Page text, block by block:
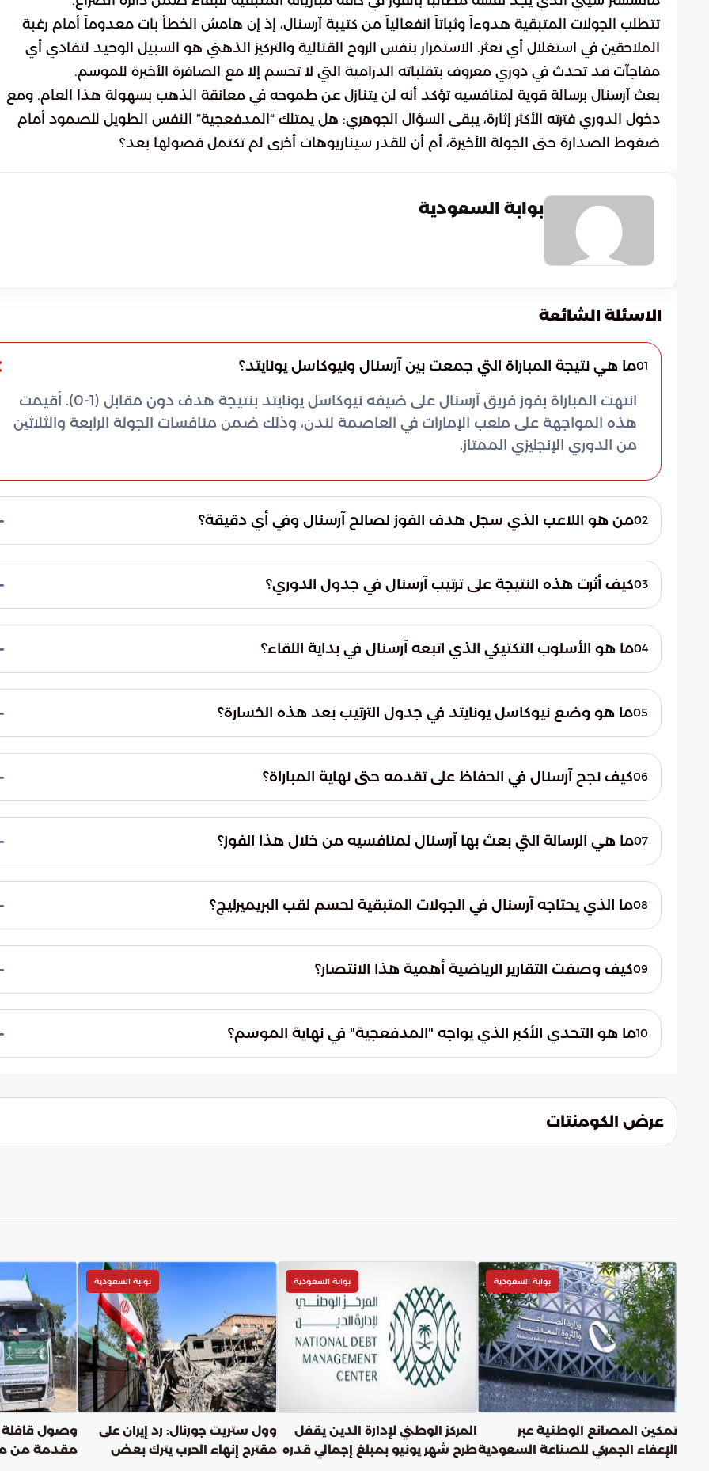
تتطلب الجولات المتبقية هدوءاً وثباتاً انفعالياً من كتيبة آرسنال، إذ إن هامش الخطأ بات معدوماً أمام رغبة
الملاحقين في استغلال أي تعثر. الاستمرار بنفس الروح القتالية والتركيز الذهني هو السبيل الوحيد لتفادي أي
مفاجآت قد تحدث في دوري معروف بتقلباته الدرامية التي لا تحسم إلا مع الصافرة الأخيرة للموسم.
بعث آرسنال برسالة قوية لمنافسيه تؤكد أنه لن يتنازل عن طموحه في معانقة الذهب بسهولة هذا العام. ومع
دخول الدوري فترته الأكثر إثارة، يبقى السؤال الجوهري: هل يمتلك “المدفعجية” النفس الطويل للصمود أمام
ضغوط الصدارة حتى الجولة الأخيرة، أم أن للقدر سيناريوهات أخرى لم تكتمل فصولها بعد؟
بوابة السعودية
الاسئلة الشائعة
01ما هي نتيجة المباراة التي جمعت بين آرسنال ونيوكاسل يونايتد؟
انتهت المباراة بفوز فريق آرسنال على ضيفه نيوكاسل يونايتد بنتيجة هدف دون مقابل (1-0). أقيمت
هذه المواجهة على ملعب الإمارات في العاصمة لندن، وذلك ضمن منافسات الجولة الرابعة والثلاثين
من الدوري الإنجليزي الممتاز.
02من هو اللاعب الذي سجل هدف الفوز لصالح آرسنال وفي أي دقيقة؟
مبكر من اللقاء، وتحديداً في الدقيقة التاسعة، مما منح الفريق الأفضلية والقدرة على التحكم في03كيف أثرت هذه النتيجة على ترتيب آرسنال في جدول الدوري؟
النتيجة الفريق من توسيع الفارق بينه وبين ملاحقه المباشر، مانشستر سيتي، إلى ثلاث نقاط كاملة في
مرحلة حاسمة من الموسم.
04ما هو الأسلوب التكتيكي الذي اتبعه آرسنال في بداية اللقاء؟
نيوكاسل على التراجع الدفاعي المنظم، وسمح لآرسنال بالسيطرة على وتيرة اللعب وفرض هيمنته
الميدانية التي أسفرت عن هدف التقدم السريع.
05ما هو وضع نيوكاسل يونايتد في جدول الترتيب بعد هذه الخسارة؟
الترتيب. ويأمل الفريق في التعويض خلال الجولات القادمة لتحسين موقعه والابتعاد عن المناطق
المتأخرة في الدوري.
06كيف نجح آرسنال في الحفاظ على تقدمه حتى نهاية المباراة؟
نيوكاسل للعودة. اعتمد الفريق على تقارب الخطوط والرقابة اللصيقة على مفاتيح لعب الخصم، مما
ضمن له الخروج بالنقاط الثلاث.
07ما هي الرسالة التي بعث بها آرسنال لمنافسيه من خلال هذا الفوز؟
بسهولة. أظهر الفريق روحاً قتالية عالية وتركيزاً ذهنياً كبيراً، مما يضع ضغوطاً إضافية على المنافسين،
خاصة مانشستر سيتي.
08ما الذي يحتاجه آرسنال في الجولات المتبقية لحسم لقب البريميرليج؟
الملاحقون. الاستمرار بنفس الروح والتركيز هو السبيل الوحيد لتفادي المفاجآت في دوري يتسم09كيف وصفت التقارير الرياضية أهمية هذا الانتصار؟
على اللقب. فقد منح الفوز دفعة معنوية كبيرة للاعبين، ووضع المنافسين تحت ضغط ضرورة الفوز في
جميع مبارياتهم المتبقية للبقاء في الصراع.
10ما هو التحدي الأكبر الذي يواجه "المدفعجية" في نهاية الموسم؟
أمام رغبة المنافسين في استغلال أي تعثر.
عرض الكومنتات
بوابة السعودية
تمكين المصانع الوطنية عبر
الإعفاء الجمركي للصناعة السعودية
بوابة السعودية
المركز الوطني لإدارة الدين يقفل
طرح شهر يونيو بمبلغ إجمالي قدره
بوابة السعودية
وول ستريت جورنال: رد إيران على
مقترح إنهاء الحرب يترك بعض
وصول
مقدمة من